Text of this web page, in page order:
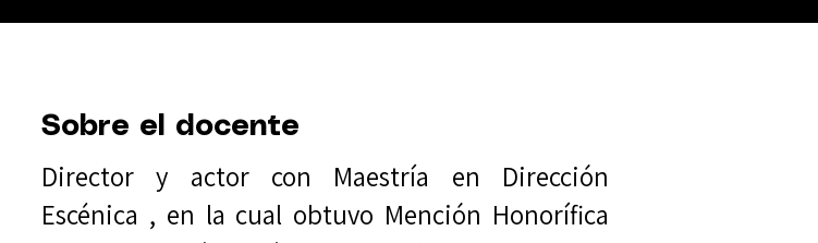
Sobre el docente
Director y actor con Maestría en Dirección
Escénica , en la cual obtuvo Mención Honorífica